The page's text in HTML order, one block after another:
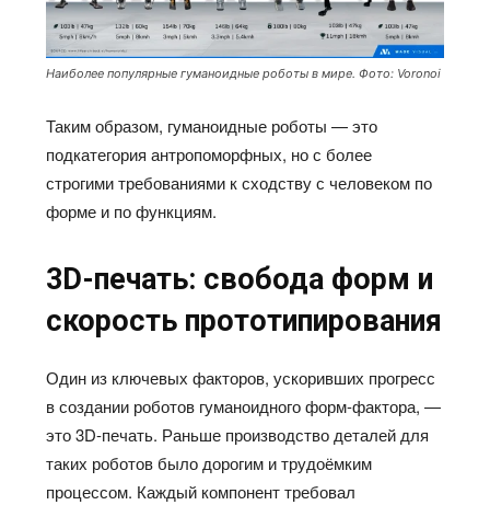
Наиболее популярные гуманоидные роботы в мире. Фото: Voronoi
Таким образом, гуманоидные роботы — это
подкатегория антропоморфных, но с более
строгими требованиями к сходству с человеком по
форме и по функциям.
3D-печать: свобода форм и
скорость прототипирования
Один из ключевых факторов, ускоривших прогресс
в создании роботов гуманоидного форм-фактора, —
это 3D-печать. Раньше производство деталей для
таких роботов было дорогим и трудоёмким
процессом. Каждый компонент требовал